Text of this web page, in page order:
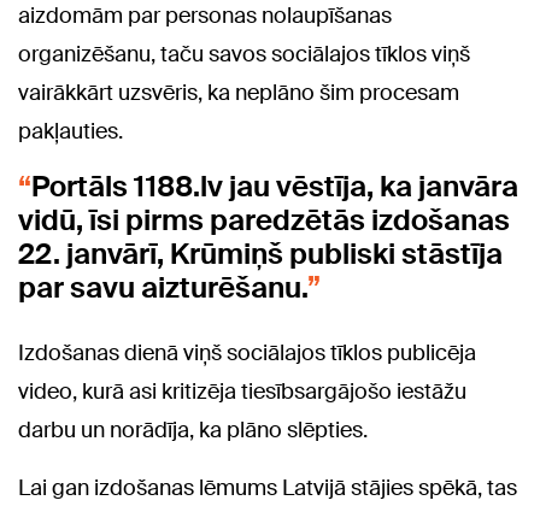
aizdomām par personas nolaupīšanas
organizēšanu, taču savos sociālajos tīklos viņš
vairākkārt uzsvēris, ka neplāno šim procesam
pakļauties.
Portāls 1188.lv jau vēstīja, ka janvāra
vidū, īsi pirms paredzētās izdošanas
22. janvārī, Krūmiņš publiski stāstīja
par savu aizturēšanu.
Izdošanas dienā viņš sociālajos tīklos publicēja
video, kurā asi kritizēja tiesībsargājošo iestāžu
darbu un norādīja, ka plāno slēpties.
Lai gan izdošanas lēmums Latvijā stājies spēkā, tas